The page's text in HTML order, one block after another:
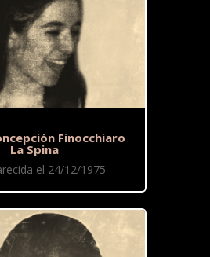
Finocchiaro
La Spina
el 24/12/1975